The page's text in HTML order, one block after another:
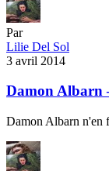
Par
Lilie Del Sol
3 avril 2014
Damon Albarn
Damon Albarn n'en